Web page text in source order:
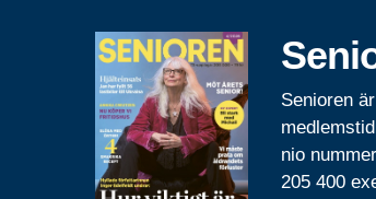
Senioren
nio
205 400